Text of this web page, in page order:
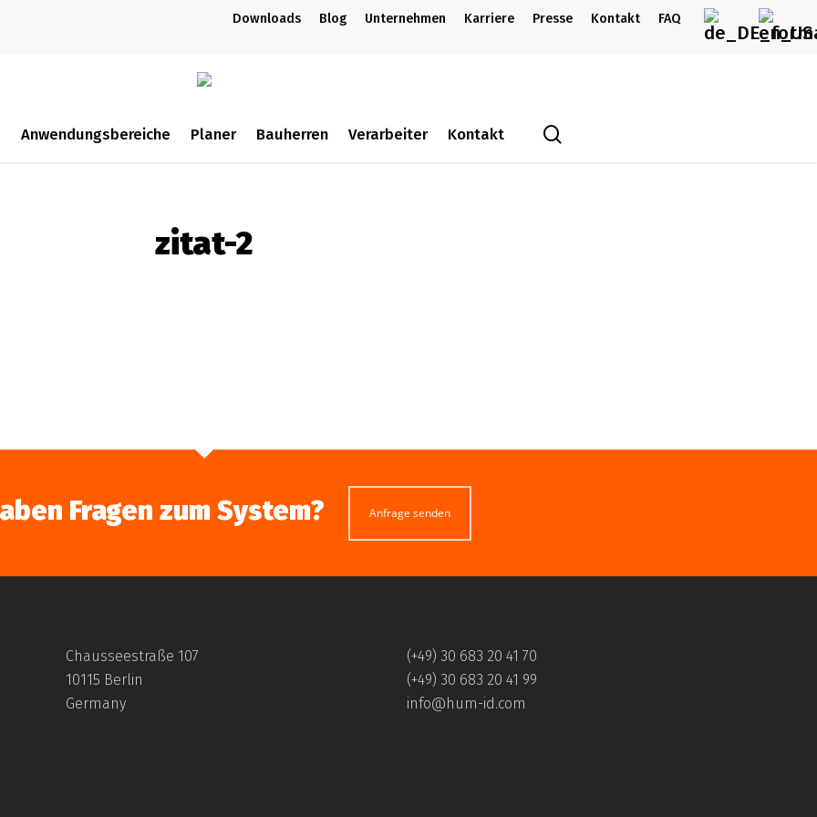
Downloads Blog Unternehmen Karriere Presse Kontakt FAQ
Anwendungsbereiche Planer Bauherren Verarbeiter Kontakt
zitat-2
Fragen zum System? Anfrage senden
Chausseestraße 107
10115 Berlin
Germany
(+49) 30 683 20 41 70
(+49) 30 683 20 41 99
info@hum-id.com